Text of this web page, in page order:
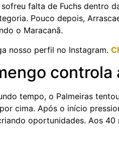
sofreu falta de Fuchs dentro
Pouco depois,
o Maracanã.
nosso perfil no Instagram.
controla
tempo, o Palmeiras
cima. Após o início
oportunidades. Aos